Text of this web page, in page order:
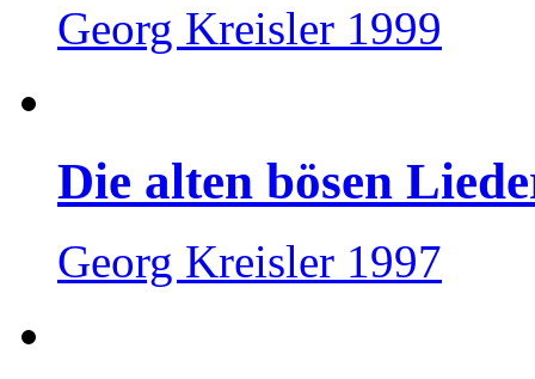
Georg Kreisler 1999
Die alten bösen
Georg Kreisler 1997